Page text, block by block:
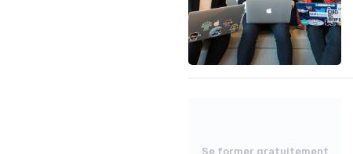
Se former gratuitement